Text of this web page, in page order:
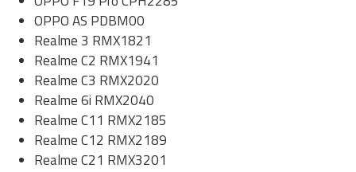
OPPO AS PDBM00
Realme 3 RMX1821
Realme C2 RMX1941
Realme C3 RMX2020
Realme 6i RMX2040
Realme C11 RMX2185
Realme C12 RMX2189
Realme C21 RMX3201